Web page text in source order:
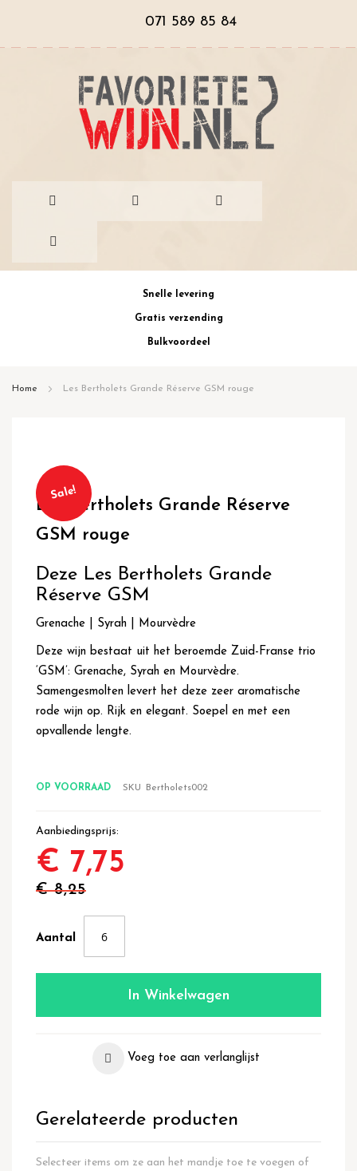
071 589 85 84
Snelle levering
Gratis verzending
Bulkvoordeel
Home Les Bertholets Grande Réserve GSM rouge
Ga
naar
het
einde
van
afbeeldingen-
gallerij
Ga
naar
het
begin
van
afbeeldingen-
gallerij
Sale!
Les Bertholets Grande Réserve
GSM rouge
Deze Les Bertholets Grande
Réserve GSM
Grenache | Syrah | Mourvèdre
Deze wijn bestaat uit het beroemde Zuid-Franse trio
‘GSM’: Grenache, Syrah en Mourvèdre.
Samengesmolten levert het deze zeer aromatische
rode wijn op. Rijk en elegant. Soepel en met een
opvallende lengte.
OP VOORRAAD SKU Bertholets002
Aanbiedingsprijs
€ 7,75
€ 8,25
Aantal
In Winkelwagen
Voeg toe aan verlanglijst
Gerelateerde producten
Selecteer items om ze aan het mandje toe te voegen of